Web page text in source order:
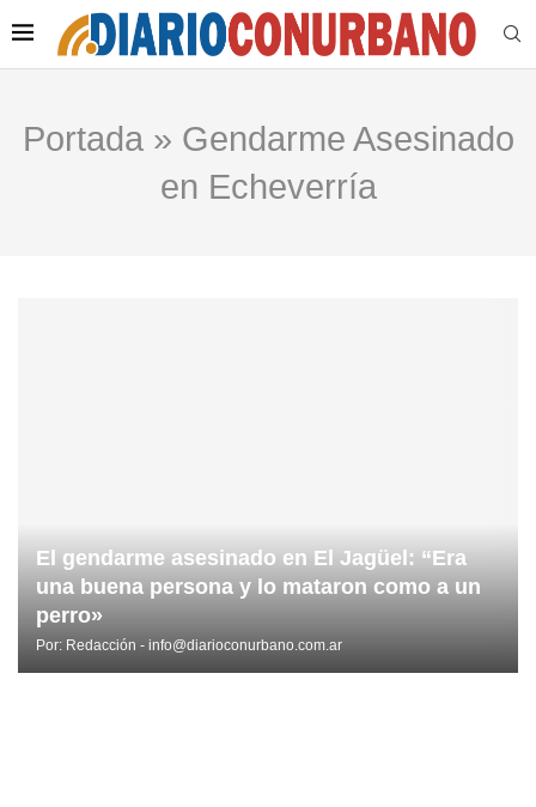
Portada» Gendarme Asesinado
en Echeverría
El gendarme asesinado en El Jagüel: “Era
una buena persona y lo mataron como a un
perro»
Por: Redacción - info@diarioconurbano.com.ar